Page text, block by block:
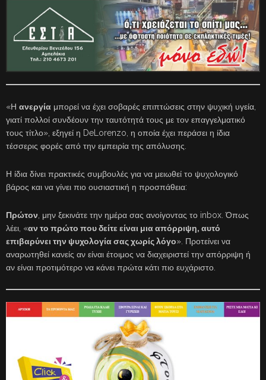
«Η ανεργία μπορεί να έχει σοβαρές επιπτώσεις στην ψυχική υγεία,
γιατί πολλοί συνδέουν την ταυτότητά τους με τον επαγγελματικό
τους τίτλο», εξηγεί η DeLorenzo, η οποία έχει περάσει η ίδια
τέσσερις φορές από την εμπειρία της απόλυσης.
Η ίδια δίνει πρακτικές συμβουλές για να μειωθεί το ψυχολογικό
βάρος και να γίνει πιο ουσιαστική η προσπάθεια:
Πρώτον, μην ξεκινάτε την ημέρα σας ανοίγοντας το inbox. Όπως
λέει, «αν το πρώτο που δείτε είναι μια απόρριψη, αυτό
επιβαρύνει την ψυχολογία σας χωρίς λόγο». Προτείνει να
αναρωτηθεί κανείς αν είναι έτοιμος να διαχειριστεί την απόρριψη ή
αν είναι προτιμότερο να κάνει πρώτα κάτι πιο ευχάριστο.